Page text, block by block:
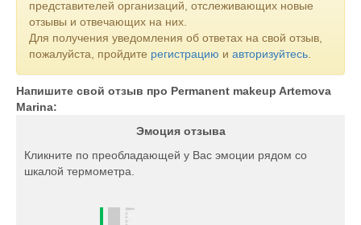
представителей организаций, отслеживающих новые
отзывы и отвечающих на них.
Для получения уведомления об ответах на свой отзыв,
пожалуйста, пройдите регистрацию и авторизуйтесь
Напишите свой отзыв про Permanent makeup Artemova
Marina:
Эмоция отзыва
Кликните по преобладающей у Вас эмоции рядом со
шкалой термометра.